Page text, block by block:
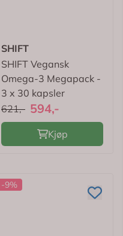
SHIFT
SHIFT Vegansk
Omega-3 Megapack -
3 x 30 kapsler
621,- 594,-
Kjøp
-9%